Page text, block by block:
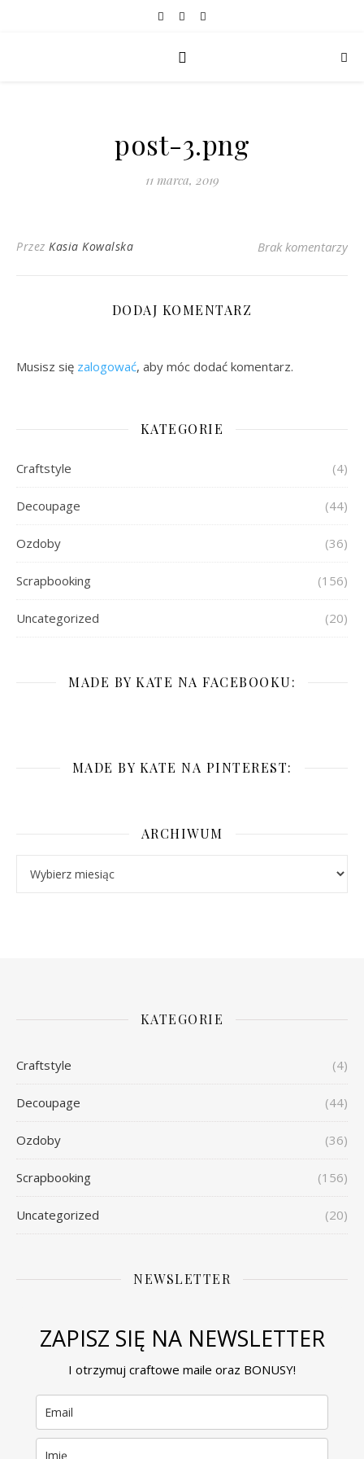
post-3.png
11 marca, 2019
Przez Kasia Kowalska Brak komentarzy
DODAJ KOMENTARZ
Musisz się zalogować, aby móc dodać komentarz.
KATEGORIE
Craftstyle (4)
Decoupage (44)
Ozdoby (36)
Scrapbooking (156)
Uncategorized (20)
MADE BY KATE NA FACEBOOKU:
MADE BY KATE NA PINTEREST:
ARCHIWUM
KATEGORIE
Craftstyle (4)
Decoupage (44)
Ozdoby (36)
Scrapbooking (156)
Uncategorized (20)
NEWSLETTER
ZAPISZ SIĘ NA NEWSLETTER
I otrzymuj craftowe maile oraz BONUSY!